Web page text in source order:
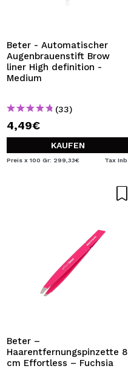
Beter - Automatischer
Augenbrauenstift Brow
liner High definition -
Medium
(33)
4,49€
KAUFEN
Preis x 100 Gr: 299,33€ Tax Inb.
Beter –
Haarentfernungspinzette 8
cm Effortless – Fuchsia